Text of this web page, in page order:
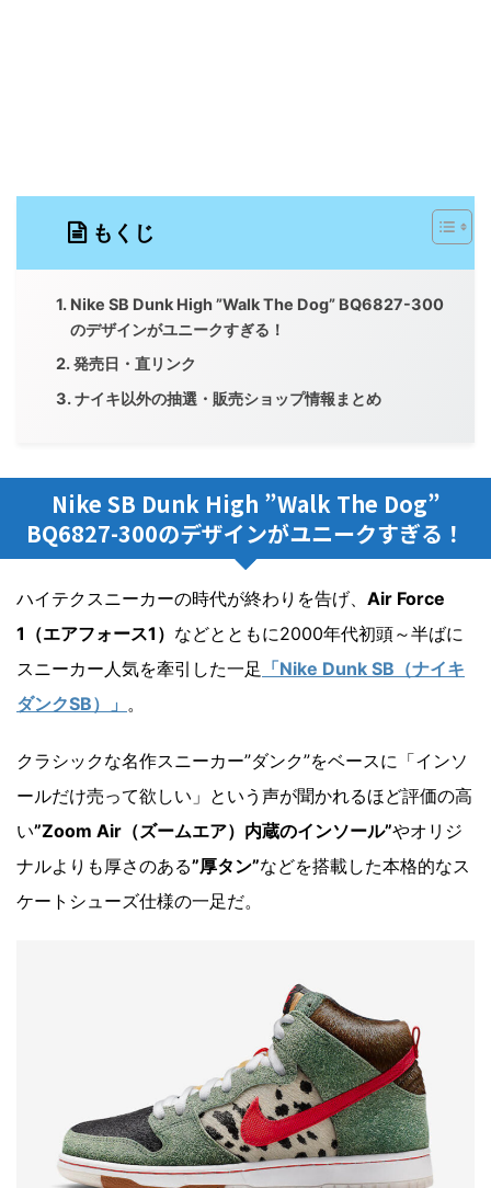
もくじ
Nike SB Dunk High ”Walk The Dog” BQ6827-300
のデザインがユニークすぎる！
発売日・直リンク
ナイキ以外の抽選・販売ショップ情報まとめ
Nike SB Dunk High ”Walk The Dog”
BQ6827-300のデザインがユニークすぎる！
ハイテクスニーカーの時代が終わりを告げ、 Air Force
1（エアフォース1） などとともに2000年代初頭～半ばに
スニーカー人気を牽引した一足 「Nike Dunk SB（ナイキ
ダンクSB）」 。
クラシックな名作スニーカー”ダンク”をベースに「インソ
ールだけ売って欲しい」という声が聞かれるほど評価の高
い”Zoom Air（ズームエア）内蔵のインソール”やオリジ
ナルよりも厚さのある”厚タン”などを搭載した本格的なス
ケートシューズ仕様の一足だ。